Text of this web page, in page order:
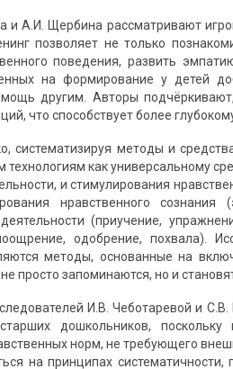
и А.И. Щербина рассматривают
позволяет не только
поведения, развить
на формирование у детей
другим. Авторы
что способствует более
систематизируя методы и
технологиям как универсальному
и стимулирования
нравственного сознания
(приучение,
одобрение, похвала).
методы, основанные на
просто запоминаются, но и
И.В. Чеботаревой и
дошкольников,
норм, не требующего
на принципах